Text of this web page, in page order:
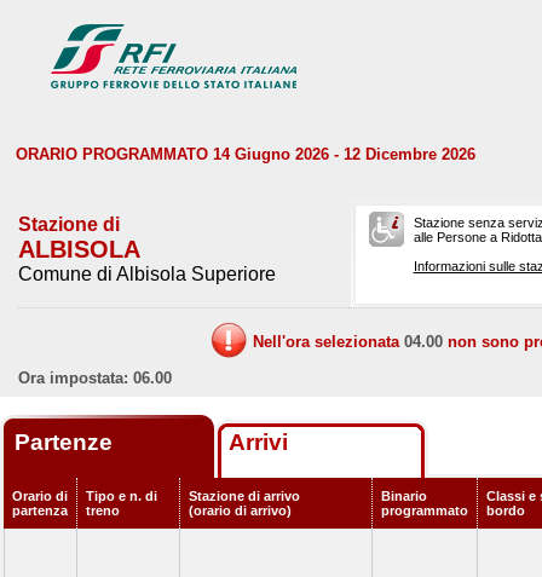
ORARIO PROGRAMMATO 14 Giugno 2026 - 12 Dicembre 2026
Stazione di
ALBISOLA
Comune di Albisola Superiore
Stazione senza
alle Persone a
Informazioni sulle
Nell'ora selezionata 04.00 non sono
Ora impostata: 06.00
Partenze Arrivi
Orario di
partenza
Tipo e n. di
treno
Stazione di arrivo
(orario di arrivo)
Binario
programmato
Classi e
bordo